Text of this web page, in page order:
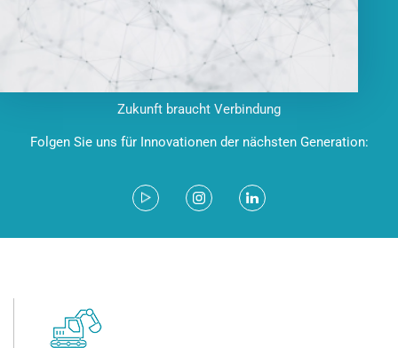
Zukunft braucht Verbindung
Folgen Sie uns für Innovationen der nächsten Generation: